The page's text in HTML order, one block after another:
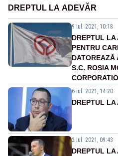
DREPTUL LA ADEVĂR
9 iul. 2021, 10:18
DREPTUL LA
PENTRU
DATOREAZĂ
S.C. ROSIA
6 iul. 2021, 14:20
DREPTUL LA
2 iul. 2021, 09:43
DREPTUL LA